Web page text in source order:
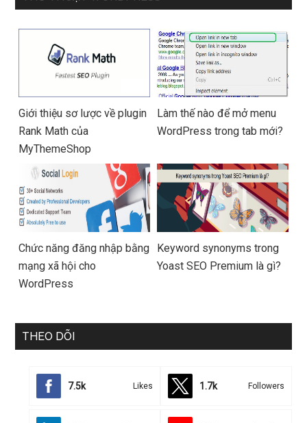
Giới thiệu sơ lược về plugin
Rank Math của
MyThemeShop
Làm thế nào để mở menu
WordPress trong tab mới?
Chức năng đăng nhập bằng
mạng xã hội cho
WordPress
Keyword synonyms trong
Yoast SEO Premium là gì?
THEO DÕI
7.5k Likes 1.7k Followers